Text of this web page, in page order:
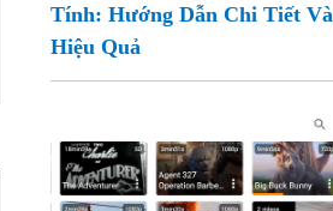
Tính: Hướng Dẫn Chi Tiết Và
Hiệu Quả